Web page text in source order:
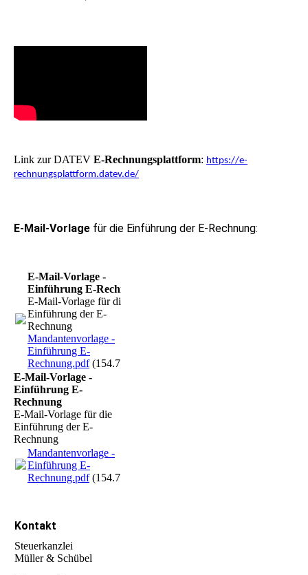
Link zur DATEV E-Rechnungsplattform: https://e-
rechnungsplattform.datev.de/
E-Mail-Vorlage für die Einführung der E-Rechnung:
E-Mail-Vorlage -
Einführung E-Rechnung
E-Mail-Vorlage für die
Einführung der E-
Rechnung
Mandantenvorlage -
Einführung E-
Rechnung.pdf(154.71KB)
E-Mail-Vorlage -
Einführung E-
Rechnung
E-Mail-Vorlage für die
Einführung der E-
Rechnung
Mandantenvorlage -
Einführung E-
Rechnung.pdf(154.71KB)
Kontakt
Steuerkanzlei
Müller & Schübel